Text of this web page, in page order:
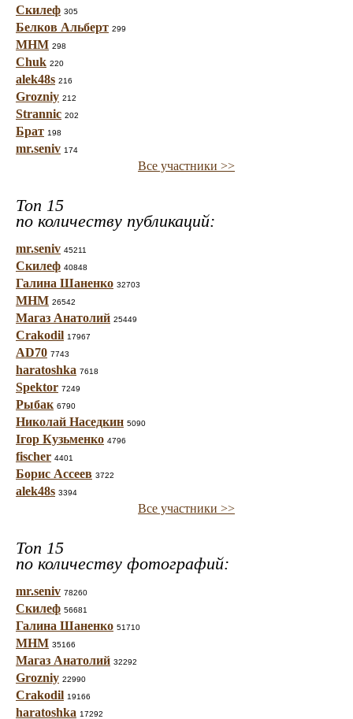
Скилеф 305
Белков Альберт 299
МНМ 298
Chuk 220
alek48s 216
Grozniy 212
Strannic 202
Брат 198
mr.seniv 174
Все участники >>
Топ 15
по количеству публикаций:
mr.seniv 45211
Скилеф 40848
Галина Шаненко 32703
МНМ 26542
Магаз Анатолий 25449
Crakodil 17967
AD70 7743
haratoshka 7618
Spektor 7249
Рыбак 6790
Николай Наседкин 5090
Ігор Кузьменко 4796
fischer 4401
Борис Ассеев 3722
alek48s 3394
Все участники >>
Топ 15
по количеству фотографий:
mr.seniv 78260
Скилеф 56681
Галина Шаненко 51710
МНМ 35166
Магаз Анатолий 32292
Grozniy 22990
Crakodil 19166
haratoshka 17292